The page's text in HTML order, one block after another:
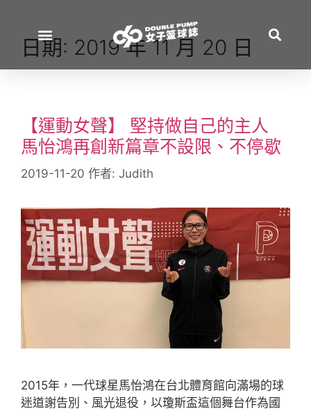
日期: 2019 年 11 月 20 日
【運動女聲】 堅持做自己的主人
馬怡鴻再創新篇章不設限、不停歇
2019-11-20 作者: Judith
2015年，一代球星馬怡鴻在台北體育館向滿場的球
迷道謝告別、風光退役，以瓊斯盃這個舞台作為國